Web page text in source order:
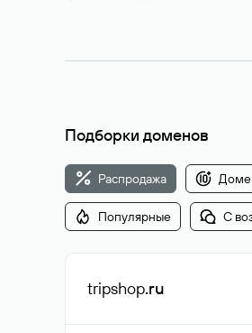
Подборки доменов
Распродажа
Популярные С
tripshop.ru